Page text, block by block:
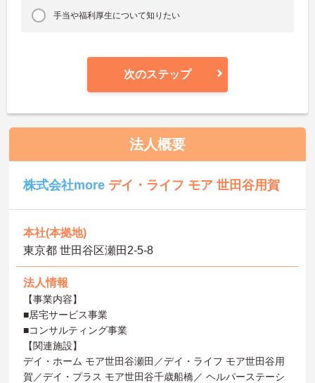
手当や福利厚生について知りたい
次のステップ
法人概要
株式会社more デイ・ライフ モア 世田谷用賀
本社(本拠地)
東京都 世田谷区瀬田2-5-8
法人情報
【事業内容】
■居宅サービス事業
■コンサルティング事業
【関連施設】
デイ・ホーム モア世田谷瀬田／デイ・ライフ モア世田谷用
賀／デイ・プラス モア世田谷千歳船橋／ ヘルパーステーシ